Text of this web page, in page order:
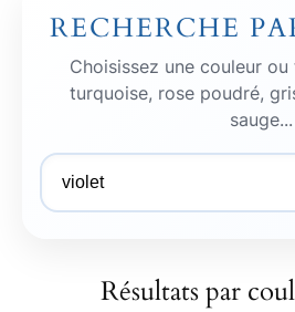
RECHERCHE
Choisissez une couleur
turquoise, rose poudré,
sauge...
Résultats par